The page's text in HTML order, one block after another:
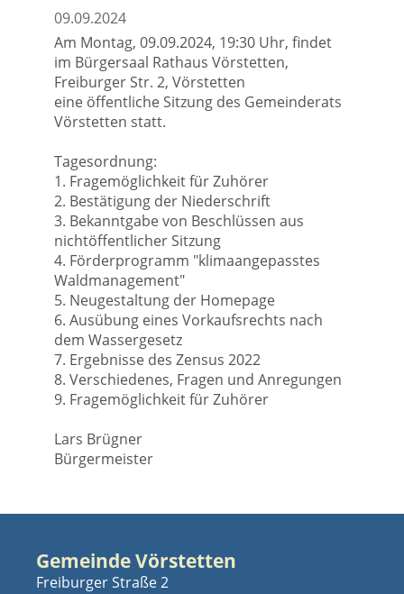
09.09.2024
Am Montag, 09.09.2024, 19:30 Uhr, findet
im Bürgersaal Rathaus Vörstetten,
Freiburger Str. 2, Vörstetten
eine öffentliche Sitzung des Gemeinderats
Vörstetten statt.
Tagesordnung:
1. Fragemöglichkeit für Zuhörer
2. Bestätigung der Niederschrift
3. Bekanntgabe von Beschlüssen aus
nichtöffentlicher Sitzung
4. Förderprogramm "klimaangepasstes
Waldmanagement"
5. Neugestaltung der Homepage
6. Ausübung eines Vorkaufsrechts nach
dem Wassergesetz
7. Ergebnisse des Zensus 2022
8. Verschiedenes, Fragen und Anregungen
9. Fragemöglichkeit für Zuhörer
Lars Brügner
Bürgermeister
Gemeinde Vörstetten
Freiburger Straße 2